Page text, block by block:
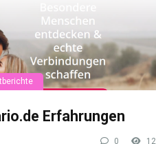
Erfahrungen
0